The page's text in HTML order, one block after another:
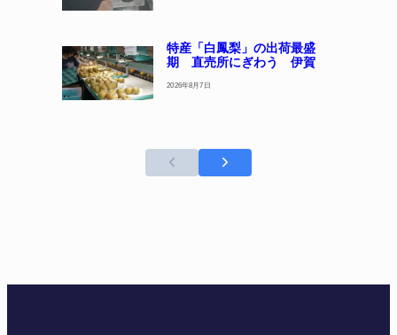
特産「白鳳梨」の出荷最盛
期 直売所にぎわう 伊賀
2026年8月7日